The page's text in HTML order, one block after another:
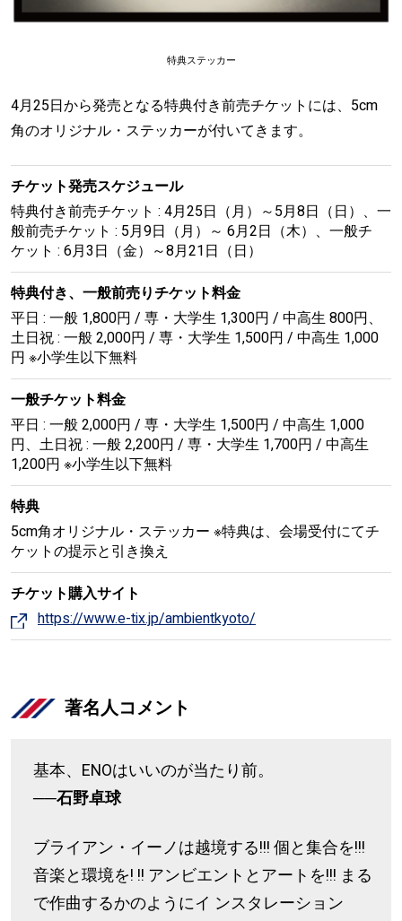
特典ステッカー
4月25日から発売となる特典付き前売チケットには、5cm
角のオリジナル・ステッカーが付いてきます。
チケット発売スケジュール
特典付き前売チケット : 4月25日（月）～5月8日（日）、一
般前売チケット : 5月9日（月）～ 6月2日（木）、一般チ
ケット : 6月3日（金）～8月21日（日）
特典付き、一般前売りチケット料金
平日 : 一般 1,800円 / 専・大学生 1,300円 / 中高生 800円、
土日祝 : 一般 2,000円 / 専・大学生 1,500円 / 中高生 1,000
円 ※小学生以下無料
一般チケット料金
平日 : 一般 2,000円 / 専・大学生 1,500円 / 中高生 1,000
円、土日祝 : 一般 2,200円 / 専・大学生 1,700円 / 中高生
1,200円 ※小学生以下無料
特典
5cm角オリジナル・ステッカー ※特典は、会場受付にてチ
ケットの提示と引き換え
チケット購入サイト
https://www.e-tix.jp/ambientkyoto/
著名人コメント
基本、ENOはいいのが当たり前。
──石野卓球
ブライアン・イーノは越境する!!! 個と集合を!!!
音楽と環境を! !! アンビエントとアートを!!! まる
で作曲するかのようにイ ンスタレーション